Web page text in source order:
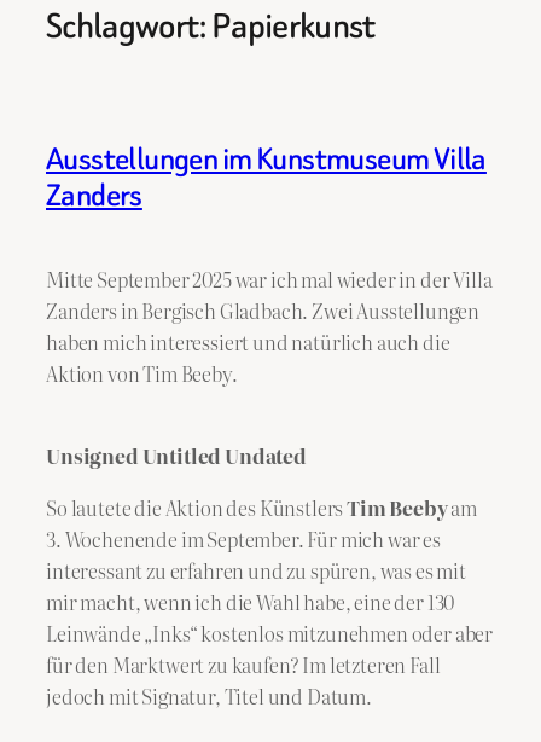
Schlagwort:Papierkunst
Ausstellungen im Kunstmuseum Villa
Zanders
Mitte September 2025 war ich mal wieder in der Villa
Zanders in Bergisch Gladbach. Zwei Ausstellungen
haben mich interessiert und natürlich auch die
Aktion von Tim Beeby.
Unsigned Untitled Undated
So lautete die Aktion des KünstlersTim Beebyam
3. Wochenende im September. Für mich war es
interessant zu erfahren und zu spüren, was es mit
mir macht, wenn ich die Wahl habe, eine der 130
Leinwände „Inks“ kostenlos mitzunehmen oder aber
für den Marktwert zu kaufen? Im letzteren Fall
jedoch mit Signatur, Titel und Datum.